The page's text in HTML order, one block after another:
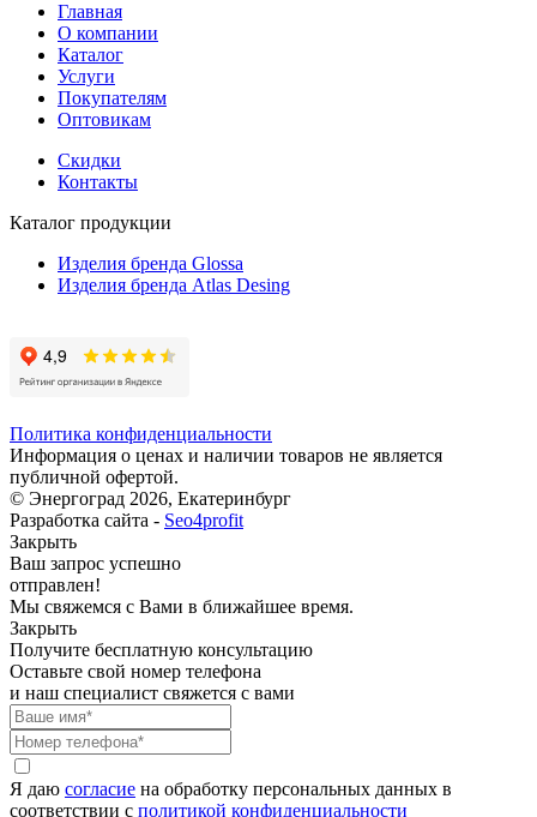
Главная
О компании
Каталог
Услуги
Покупателям
Оптовикам
Скидки
Контакты
Каталог продукции
Изделия бренда Glossa
Изделия бренда Atlas Desing
Политика конфиденциальности
Информация о ценах и наличии товаров не является
публичной офертой.
© Энергоград 2026, Екатеринбург
Разработка сайта - Seo4profit
Закрыть
Ваш запрос успешно
отправлен!
Мы свяжемся с Вами в ближайшее время.
Закрыть
Получите бесплатную консультацию
Оставьте свой номер телефона
и наш специалист свяжется с вами
Я даю согласие на обработку персональных данных в
соответствии с политикой конфиденциальности